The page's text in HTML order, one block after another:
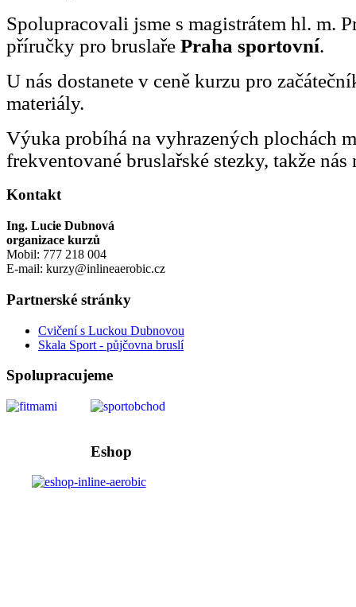
Spolupracovali jsme s magistrátem hl. m.
příručky pro bruslaře Praha sportovní.
U nás dostanete v ceně kurzu pro
materiály.
Výuka probíhá na vyhrazených plochách
frekventované bruslařské stezky, takže
Kontakt
Ing. Lucie Dubnová
organizace kurzů
Mobil: 777 218 004
E-mail: kurzy@inlineaerobic.cz
Partnerské stránky
Cvičení s Luckou Dubnovou
Skala Sport - půjčovna bruslí
Spolupracujeme
Eshop